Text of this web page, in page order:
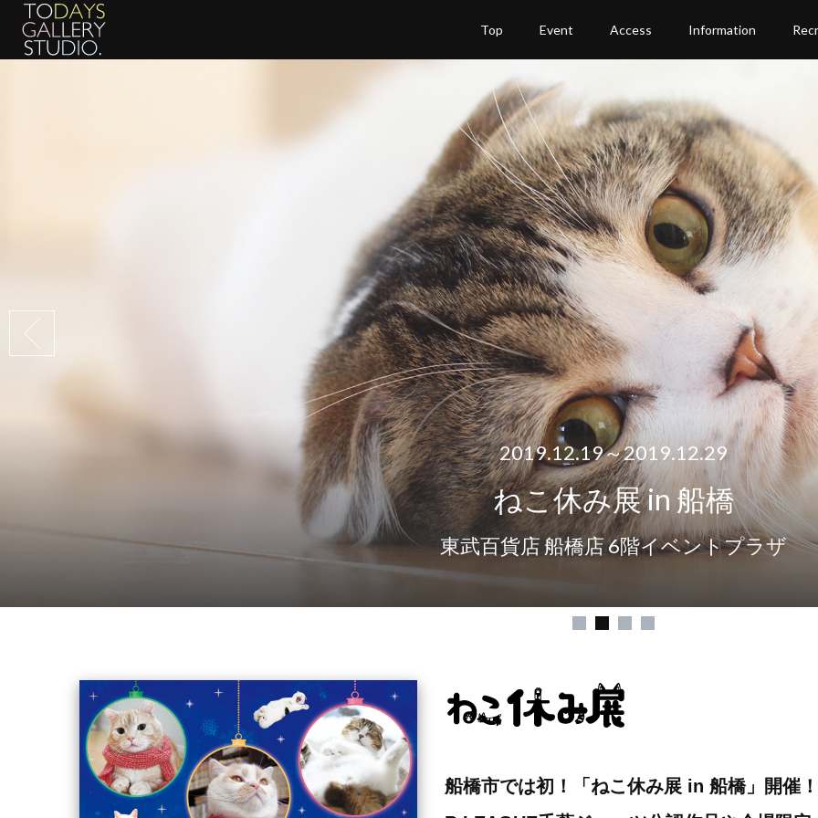
Top Event Access Information
2019.12.19～2019.12.29
ねこ休み展 in 船橋
東武百貨店 船橋店 6階イベントプラザ
船橋市では初！「ねこ休み展 in 船橋」開催！